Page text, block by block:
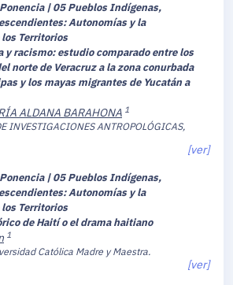
| 05 Pueblos Indígenas,
Autonomías y la
Territorios
y racismo: estudio comparado entre los
norte de Veracruz a la zona conurbada
y los mayas migrantes de Yucatán a
ALDANA BARAHONA 1
INVESTIGACIONES ANTROPOLÓGICAS,
[ver]
| 05 Pueblos Indígenas,
Autonomías y la
Territorios
de Haití o el drama haitiano
1
Católica Madre y Maestra.
[ver]